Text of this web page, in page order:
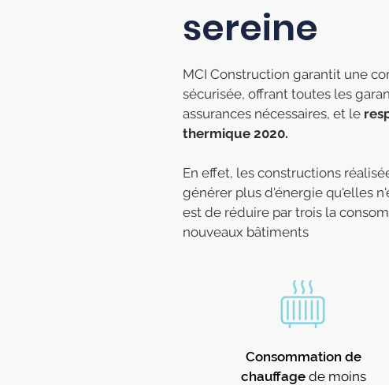
sereine
MCI Construction garantit une
sécurisée, offrant toutes les
assurances nécessaires, et le
thermique 2020.
En effet, les constructions
générer plus d'énergie qu'elles
est de réduire par trois la
nouveaux bâtiments
Consommation de
chauffage de moins